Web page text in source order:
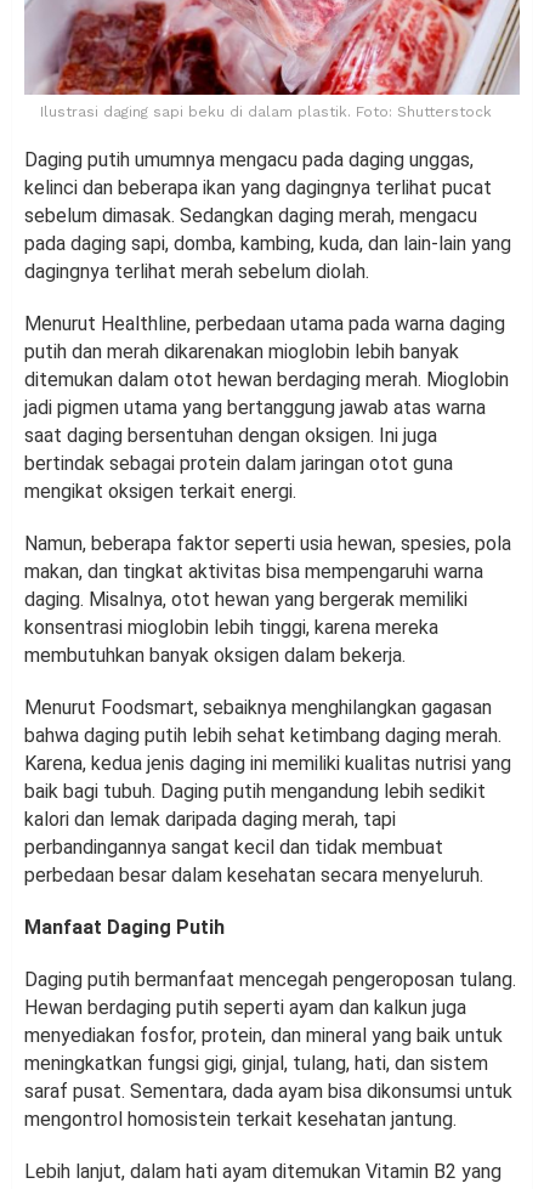
Ilustrasi daging sapi beku di dalam plastik. Foto: Shutterstock
Daging putih umumnya mengacu pada daging unggas,
kelinci dan beberapa ikan yang dagingnya terlihat pucat
sebelum dimasak. Sedangkan daging merah, mengacu
pada daging sapi, domba, kambing, kuda, dan lain-lain yang
dagingnya terlihat merah sebelum diolah.
Menurut Healthline, perbedaan utama pada warna daging
putih dan merah dikarenakan mioglobin lebih banyak
ditemukan dalam otot hewan berdaging merah. Mioglobin
jadi pigmen utama yang bertanggung jawab atas warna
saat daging bersentuhan dengan oksigen. Ini juga
bertindak sebagai protein dalam jaringan otot guna
mengikat oksigen terkait energi.
Namun, beberapa faktor seperti usia hewan, spesies, pola
makan, dan tingkat aktivitas bisa mempengaruhi warna
daging. Misalnya, otot hewan yang bergerak memiliki
konsentrasi mioglobin lebih tinggi, karena mereka
membutuhkan banyak oksigen dalam bekerja.
Menurut Foodsmart, sebaiknya menghilangkan gagasan
bahwa daging putih lebih sehat ketimbang daging merah.
Karena, kedua jenis daging ini memiliki kualitas nutrisi yang
baik bagi tubuh. Daging putih mengandung lebih sedikit
kalori dan lemak daripada daging merah, tapi
perbandingannya sangat kecil dan tidak membuat
perbedaan besar dalam kesehatan secara menyeluruh.
Manfaat Daging Putih
Daging putih bermanfaat mencegah pengeroposan tulang.
Hewan berdaging putih seperti ayam dan kalkun juga
menyediakan fosfor, protein, dan mineral yang baik untuk
meningkatkan fungsi gigi, ginjal, tulang, hati, dan sistem
saraf pusat. Sementara, dada ayam bisa dikonsumsi untuk
mengontrol homosistein terkait kesehatan jantung.
Lebih lanjut, dalam hati ayam ditemukan Vitamin B2 yang